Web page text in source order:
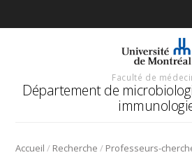
Faculté de
Département de
Accueil / Recherche / Professeurs-